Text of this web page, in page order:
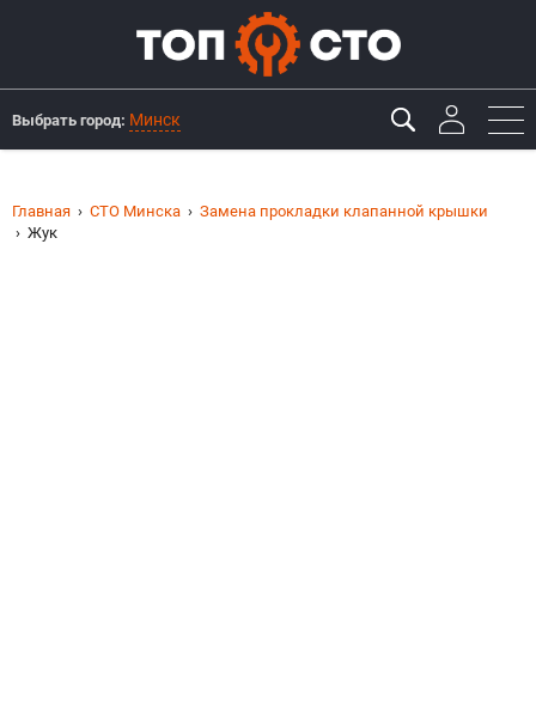
Выбрать город: Минск
Главная СТО Минска
Замена прокладки клапанной крышки
Жук